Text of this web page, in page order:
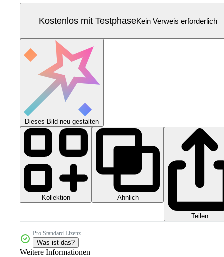
Kostenlos mit TestphaseKein Verweis erforderlich
Dieses Bild neu gestalten
Kollektion Ähnlich
Teilen
Pro Standard Lizenz
Was ist das?
Weitere Informationen